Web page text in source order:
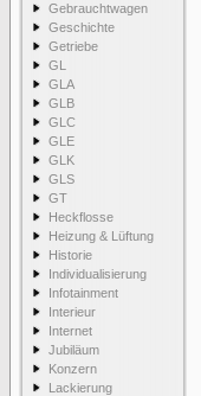
Gebrauchtwagen
Geschichte
Getriebe
GL
GLA
GLB
GLC
GLE
GLK
GLS
GT
Heckflosse
Heizung & Lüftung
Historie
Individualisierung
Infotainment
Interieur
Internet
Jubiläum
Konzern
Lackierung